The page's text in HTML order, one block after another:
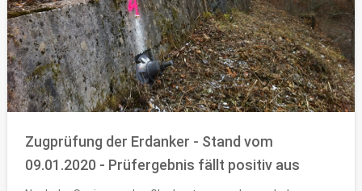
Zugprüfung der Erdanker - Stand vom
09.01.2020 - Prüfergebnis fällt positiv aus